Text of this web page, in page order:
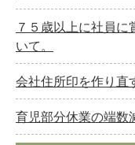
７５歳以上に社員
いて。
会社住所印を作り直
育児部分休業の端数